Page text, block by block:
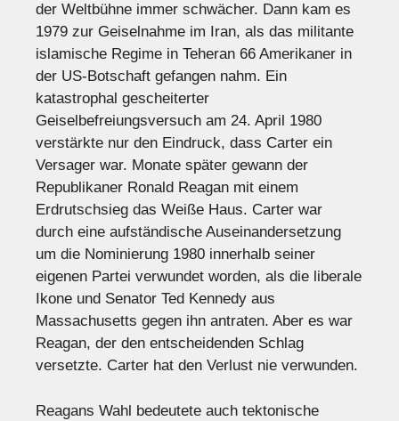
der Weltbühne immer schwächer. Dann kam es
1979 zur Geiselnahme im Iran, als das militante
islamische Regime in Teheran 66 Amerikaner in
der US-Botschaft gefangen nahm. Ein
katastrophal gescheiterter
Geiselbefreiungsversuch am 24. April 1980
verstärkte nur den Eindruck, dass Carter ein
Versager war. Monate später gewann der
Republikaner Ronald Reagan mit einem
Erdrutschsieg das Weiße Haus. Carter war
durch eine aufständische Auseinandersetzung
um die Nominierung 1980 innerhalb seiner
eigenen Partei verwundet worden, als die liberale
Ikone und Senator Ted Kennedy aus
Massachusetts gegen ihn antraten. Aber es war
Reagan, der den entscheidenden Schlag
versetzte. Carter hat den Verlust nie verwunden.
Reagans Wahl bedeutete auch tektonische